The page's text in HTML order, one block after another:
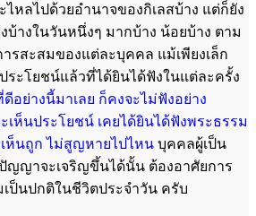
หลไปด้วยอำนาจของกิเลสบ้าง แต่ก็ยัง
บ้างในวันหนึ่งๆ มากบ้าง น้อยบ้าง ตาม
รสะสมของแต่ละบุคคล แม้เพียงเล็ก
ระโยชน์แล้วที่ได้ยินได้ฟังในแต่ละครั้ง
อย่างนี้มาเลย ก็คงจะไม่ฟังอย่าง
เห็นประโยชน์ เคยได้ยินได้ฟังพระธรรม
ห็นถูก ไม่สูญหายไปไหน บุคคลผู้เป็น
ญาจะเจริญขึ้นได้นั้น ต้องอาศัยการ
ป็นปกติในชีวิตประจำวัน ครับ